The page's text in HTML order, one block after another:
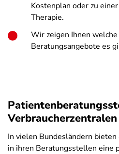
Kostenplan oder zu
Therapie.
Wir zeigen Ihnen
Beratungsangebote es
In vielen Bundesländern
in ihren Beratungsstellen eine